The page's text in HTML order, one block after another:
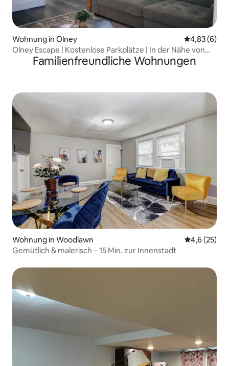
Wohnung in Olney
4,83 (6)
Olney Escape | Kostenlose Parkplätze | In der Nähe von
Geschäften und Restaurants
Familienfreundliche Wohnungen
Wohnung in Woodlawn
4,6 (25)
Gemütlich & malerisch – 15 Min. zur Innenstadt